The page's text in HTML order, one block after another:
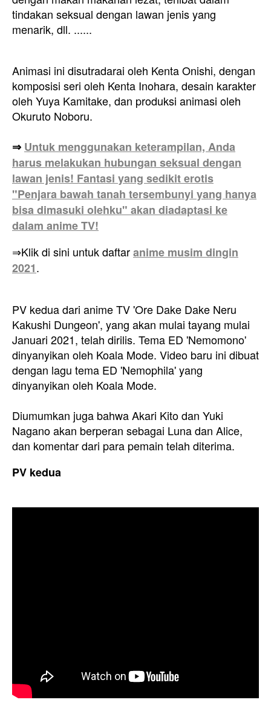
tindakan seksual dengan lawan jenis yang
menarik, dll. ......
Animasi ini disutradarai oleh Kenta Onishi, dengan
komposisi seri oleh Kenta Inohara, desain karakter
oleh Yuya Kamitake, dan produksi animasi oleh
Okuruto Noboru.
⇒ Untuk menggunakan keterampilan, Anda
harus melakukan hubungan seksual dengan
lawan jenis! Fantasi yang sedikit erotis
"Penjara bawah tanah tersembunyi yang hanya
bisa dimasuki olehku" akan diadaptasi ke
dalam anime TV!
⇒Klik di sini untuk daftaranime musim dingin
2021.
PV kedua dari anime TV 'Ore Dake Dake Neru
Kakushi Dungeon', yang akan mulai tayang mulai
Januari 2021, telah dirilis. Tema ED 'Nemomono'
dinyanyikan oleh Koala Mode. Video baru ini dibuat
dengan lagu tema ED 'Nemophila' yang
dinyanyikan oleh Koala Mode.
Diumumkan juga bahwa Akari Kito dan Yuki
Nagano akan berperan sebagai Luna dan Alice,
dan komentar dari para pemain telah diterima.
PV kedua